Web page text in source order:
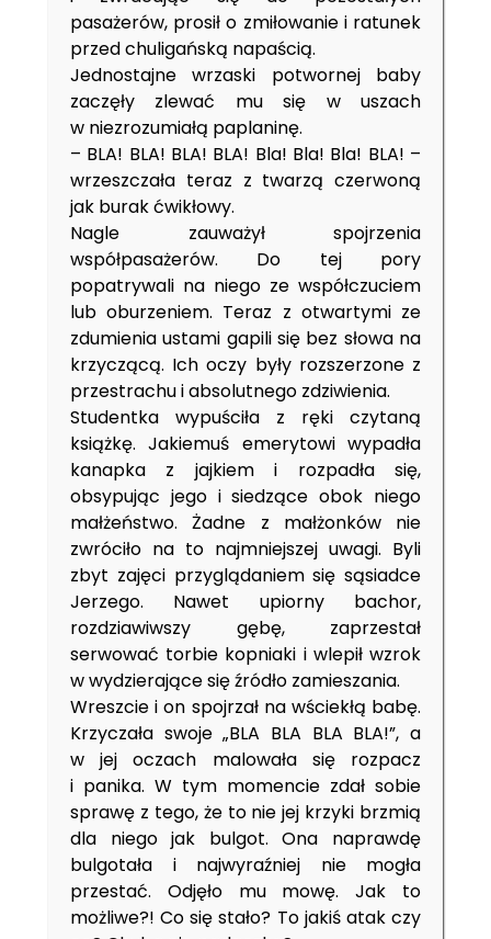
pasażerów, prosił o zmiłowanie i ratunek
przed chuligańską napaścią.
Jednostajne wrzaski potwornej baby
zaczęły zlewać mu się w uszach
w niezrozumiałą paplaninę.
– BLA! BLA! BLA! BLA! Bla! Bla! Bla! BLA! –
wrzeszczała teraz z twarzą czerwoną
jak burak ćwikłowy.
Nagle zauważył spojrzenia
współpasażerów. Do tej pory
popatrywali na niego ze współczuciem
lub oburzeniem. Teraz z otwartymi ze
zdumienia ustami gapili się bez słowa na
krzyczącą. Ich oczy były rozszerzone z
przestrachu i absolutnego zdziwienia.
Studentka wypuściła z ręki czytaną
książkę. Jakiemuś emerytowi wypadła
kanapka z jajkiem i rozpadła się,
obsypując jego i siedzące obok niego
małżeństwo. Żadne z małżonków nie
zwróciło na to najmniejszej uwagi. Byli
zbyt zajęci przyglądaniem się sąsiadce
Jerzego. Nawet upiorny bachor,
rozdziawiwszy gębę, zaprzestał
serwować torbie kopniaki i wlepił wzrok
w wydzierające się źródło zamieszania.
Wreszcie i on spojrzał na wściekłą babę.
Krzyczała swoje „BLA BLA BLA BLA!”, a
w jej oczach malowała się rozpacz
i panika. W tym momencie zdał sobie
sprawę z tego, że to nie jej krzyki brzmią
dla niego jak bulgot. Ona naprawdę
bulgotała i najwyraźniej nie mogła
przestać. Odjęło mu mowę. Jak to
możliwe?! Co się stało? To jakiś atak czy